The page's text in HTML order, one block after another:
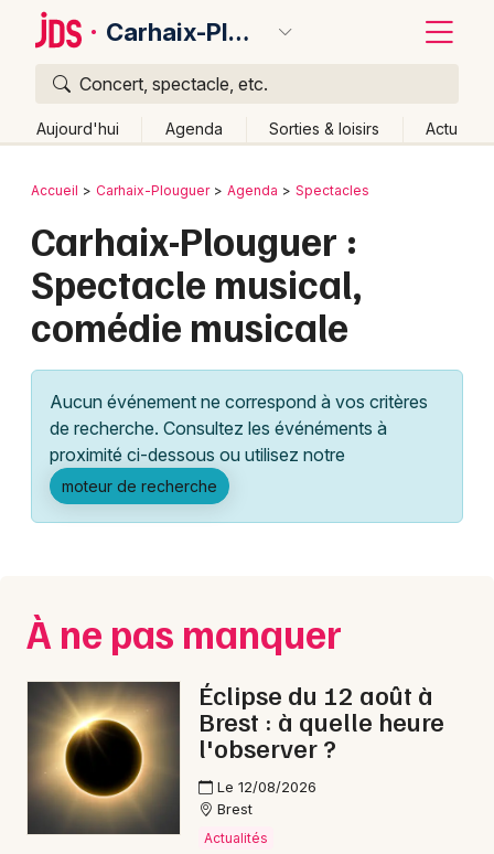
Carhaix-Plouguer
Concert, spectacle, etc.
Aujourd'hui Agenda Sorties & loisirs Actu
Publier un événement
Grands événements
Manifestations
Foires & salons
Sports
Soirées
Sorties famille
Expos
Bordeaux
Colmar
Lille
Lyon
Marseille
Mulhouse
Montpellier
Paris
Strasbourg
Toulouse
Toutes les villes
Retour
Accueil Carhaix-Plouguer Agenda Spectacles
Carhaix-Plouguer :
Spectacle musical,
comédie musicale
Aucun événement ne correspond à vos critères
de recherche. Consultez les événéments à
proximité ci-dessous ou utilisez notre
moteur de recherche
À ne pas manquer
Éclipse du 12 août à
Brest : à quelle heure
l'observer ?
Le 12/08/2026
Brest
Actualités
Quoi ?
Où ?
Bretagne
Partout Près de moi Changer de lieu
Quand ?
Effacer les dates
Aujourd'hui
Demain Ce week-end Autre